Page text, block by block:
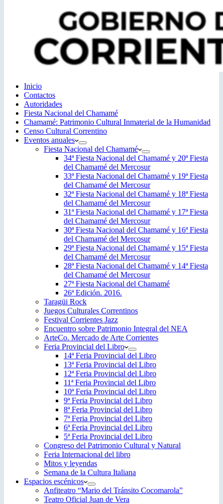
Inicio
Contactos
Autoridades
Fiesta Nacional del Chamamé
Chamamé: Patrimonio Cultural Inmaterial de la Humanidad
Censo Cultural Correntino
Eventos anuales
Fiesta Nacional del Chamamé
34ª Fiesta Nacional del Chamamé y 20ª Fiesta
del Chamamé del Mercosur
33ª Fiesta Nacional del Chamamé y 19ª Fiesta
del Chamamé del Mercosur
32ª Fiesta Nacional del Chamamé y 18ª Fiesta
del Chamamé del Mercosur
31ª Fiesta Nacional del Chamamé y 17ª Fiesta
del Chamamé del Mercosur
30ª Fiesta Nacional del Chamamé y 16ª Fiesta
del Chamamé del Mercosur
29ª Fiesta Nacional del Chamamé y 15ª Fiesta
del Chamamé del Mercosur
28ª Fiesta Nacional del Chamamé y 14ª Fiesta
del Chamamé del Mercosur
27ª Fiesta Nacional del Chamamé
26ª Edición. 2016.
Taragüi Rock
Juegos Culturales Correntinos
Festival Corrientes Jazz
Encuentro sobre Patrimonio Integral del NEA
ArteCo. Mercado de Arte Corrientes
Feria Provincial del Libro
14ª Feria Provincial del Libro
13ª Feria Provincial del Libro
12ª Feria Provincial del Libro
11ª Feria Provincial del Libro
10ª Feria Provincial del Libro
9ª Feria Provincial del Libro
8ª Feria Provincial del Libro
7ª Feria Provincial del Libro
6ª Feria Provincial del Libro
5ª Feria Provincial del Libro
Congreso del Patrimonio Cultural y Natural
Feria Internacional del libro
Mitos y leyendas
Semana de la Cultura Italiana
Espacios escénicos
Anfiteatro “Mario del Tránsito Cocomarola”
Teatro Oficial Juan de Vera